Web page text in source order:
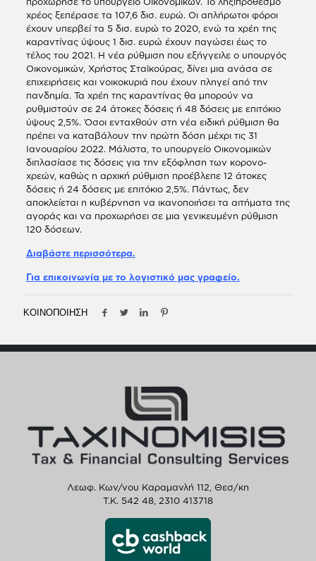
χρέος ξεπέρασε τα 107,6 δισ. ευρώ. Οι απλήρωτοι φόροι
έχουν υπερβεί τα 5 δισ. ευρώ το 2020, ενώ τα χρέη της
καραντίνας ύψους 1 δισ. ευρώ έχουν παγώσει έως το
τέλος του 2021. Η νέα ρύθμιση που εξήγγειλε ο υπουργός
Οικονομικών, Χρήστος Σταϊκούρας, δίνει μια ανάσα σε
επιχειρήσεις και νοικοκυριά που έχουν πληγεί από την
πανδημία. Τα χρέη της καραντίνας θα μπορούν να
ρυθμιστούν σε 24 άτοκες δόσεις ή 48 δόσεις με επιτόκιο
ύψους 2,5%. Όσοι ενταχθούν στη νέα ειδική ρύθμιση θα
πρέπει να καταβάλουν την πρώτη δόση μέχρι τις 31
Ιανουαρίου 2022. Μάλιστα, το υπουργείο Οικονομικών
διπλασίασε τις δόσεις για την εξόφληση των κορονο-
χρεών, καθώς η αρχική ρύθμιση προέβλεπε 12 άτοκες
δόσεις ή 24 δόσεις με επιτόκιο 2,5%. Πάντως, δεν
αποκλείεται η κυβέρνηση να ικανοποιήσει τα αιτήματα της
αγοράς και να προχωρήσει σε μια γενικευμένη ρύθμιση
120 δόσεων.
Διαβάστε περισσότερα.
Για επικοινωνία με το λογιστικό μας γραφείο.
ΚΟΙΝΟΠΟΙΗΣΗ
Λεωφ. Κων/νου Καραμανλή 112, Θεσ/κη
T.K. 542 48, 2310 413718